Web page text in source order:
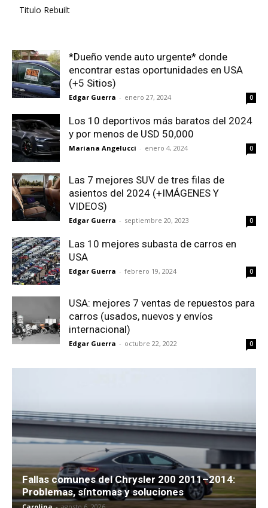
Titulo Rebuilt
*Dueño vende auto urgente* donde
encontrar estas oportunidades en USA
(+5 Sitios)
Edgar Guerra - enero 27, 2024 0
Los 10 deportivos más baratos del 2024
y por menos de USD 50,000
Mariana Angelucci - enero 4, 2024 0
Las 7 mejores SUV de tres filas de
asientos del 2024 (+IMÁGENES Y
VIDEOS)
Edgar Guerra - septiembre 20, 2023 0
Las 10 mejores subasta de carros en
USA
Edgar Guerra - febrero 19, 2024 0
USA: mejores 7 ventas de repuestos para
carros (usados, nuevos y envíos
internacional)
Edgar Guerra - octubre 22, 2022 0
Fallas comunes del Chrysler 200 2011–2014:
Problemas, síntomas y soluciones